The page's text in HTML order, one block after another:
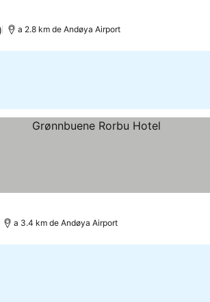
a 2.8 km de Andøya Airport
a 3.4 km de Andøya Airport